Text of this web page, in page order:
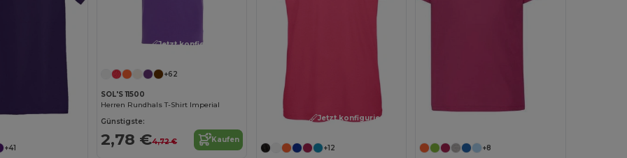
konfigurieren!
+41
Jetzt konfigurieren!
+62
SOL'S 11500
Herren Rundhals T-Shirt Imperial
Günstigste:
2,78 €4,72 € Kaufen
Jetzt konfigurieren!
+12 +8